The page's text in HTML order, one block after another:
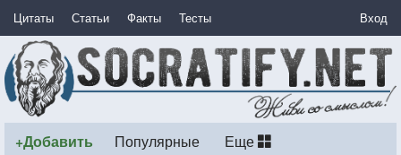
Цитаты Статьи Факты Тесты Вход
+Добавить Популярные Еще